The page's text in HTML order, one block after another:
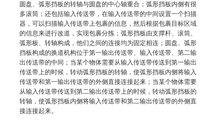
圆盘、弧形挡板的转轴与圆盘的中心轴重合；弧形挡板内侧有很
多滚筒；还包括输入传送带，在输入传送带的中间设置一个扫描
器，可以扫描输入传送带上包裹的信息，然后根据包裹目标区域
的信息来进行改道，实现包裹分拣；弧形挡板由支撑杆、滚筒、
弧形板、转轴构成，他们之间的连接均为固定相连；圆盘、弧形
挡板构成的换道机构位于第一输出传送带、输入传送带、第二输
出传送带的中间；当某个物体需要从输入传送带传送到第一输出
传送带上的时候，转动弧形挡板的转轴，使弧形挡板内侧将输入
传送带和第一输出传送带的外侧直接连接起来；当某个物体需要
从输入传送带传送到第二输出传送带上的时候，转动弧形挡板的
转轴，使弧形挡板内侧将输入传送带和第二输出传送带的外侧直
接连接起来。